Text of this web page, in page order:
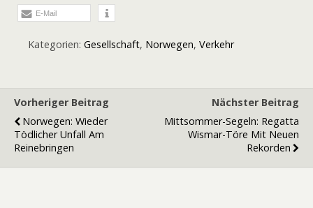
E-Mail
Kategorien: Gesellschaft, Norwegen, Verkehr
Vorheriger Beitrag
Norwegen: Wieder
Tödlicher Unfall Am
Reinebringen
Nächster Beitrag
Mittsommer-Segeln: Regatta
Wismar-Töre Mit Neuen
Rekorden